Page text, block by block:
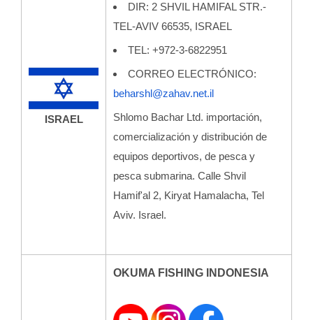
ISRAEL
DIR: 2 SHVIL HAMIFAL STR.-
TEL-AVIV 66535, ISRAEL
TEL: +972-3-6822951
CORREO ELECTRÓNICO:
beharshl@zahav.net.il
Shlomo Bachar Ltd. importación,
comercialización y distribución de
equipos deportivos, de pesca y
pesca submarina. Calle Shvil
Hamif'al 2, Kiryat Hamalacha, Tel
Aviv. Israel.
OKUMA FISHING INDONESIA